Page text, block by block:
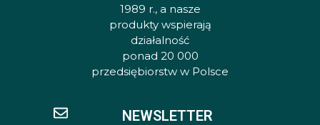
1989 r., a nasze
produkty wspierają
działalność
ponad 20 000
przedsiębiorstw w Polsce
NEWSLETTER